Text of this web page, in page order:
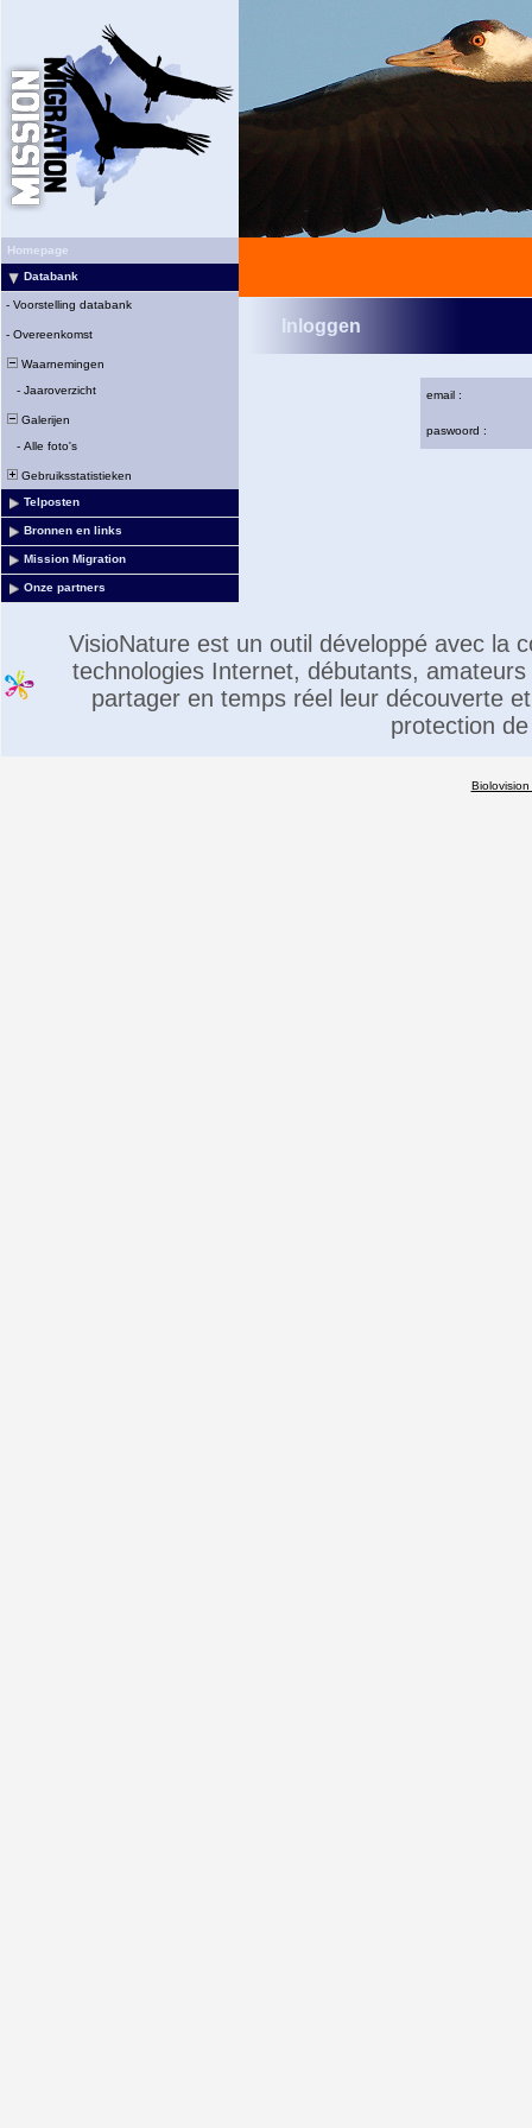
Homepage
Databank
- Voorstelling databank
- Overeenkomst
Waarnemingen
- Jaaroverzicht
Galerijen
- Alle foto's
Gebruiksstatistieken
Telposten
Bronnen en links
Mission Migration
Onze partners
Inloggen
email :
paswoord :
VisioNature est un outil développé avec la
technologies Internet, débutants,
partager en temps réel leur découverte
protection
Biolovision